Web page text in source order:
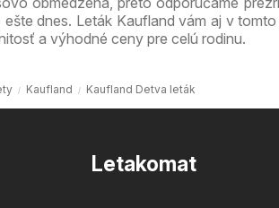
dnes. Leták Kaufland vám aj v tomto
a výhodné ceny pre celú rodinu.
Kaufland Kaufland Detva leták
Letakomat